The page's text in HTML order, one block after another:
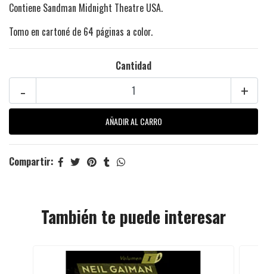
Contiene Sandman Midnight Theatre USA.
Tomo en cartoné de 64 páginas a color.
Cantidad
+
-
Compartir:
También te puede interesar